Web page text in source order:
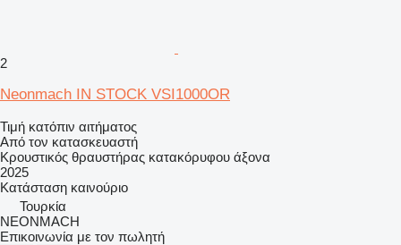
2
Neonmach IN STOCK VSI1000OR
Τιμή κατόπιν αιτήματος
Από τον κατασκευαστή
Κρουστικός θραυστήρας κατακόρυφου άξονα
2025
Κατάσταση καινούριο
Τουρκία
NEONMACH
Επικοινωνία με τον πωλητή